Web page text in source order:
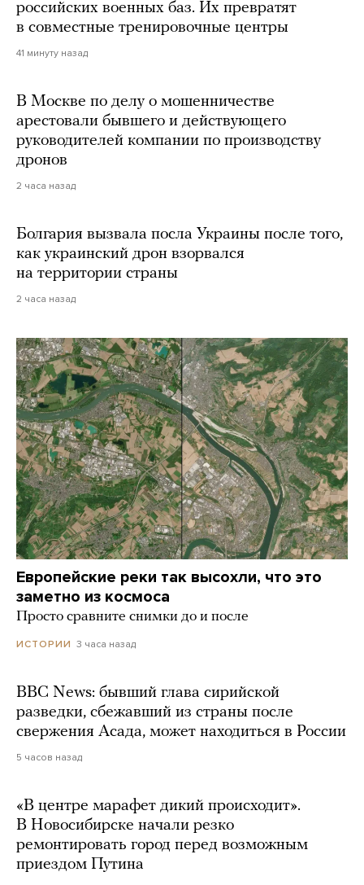
российских военных баз. Их превратят
в совместные тренировочные центры
41 минуту назад
В Москве по делу о мошенничестве
арестовали бывшего и действующего
руководителей компании по производству
дронов
2 часа назад
Болгария вызвала посла Украины после того,
как украинский дрон взорвался
на территории страны
2 часа назад
Европейские реки так высохли, что это
заметно из космоса
Просто сравните снимки до и после
ИСТОРИИ 3 часа назад
BBC News: бывший глава сирийской
разведки, сбежавший из страны после
свержения Асада, может находиться в России
5 часов назад
«В центре марафет дикий происходит».
В Новосибирске начали резко
ремонтировать город перед возможным
приездом Путина